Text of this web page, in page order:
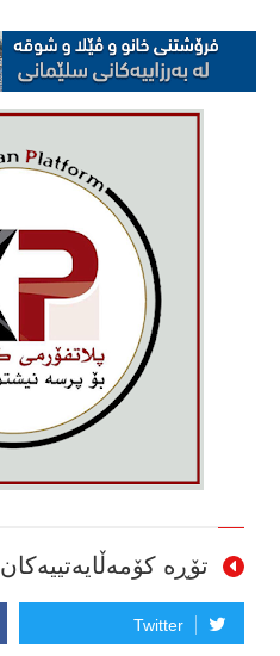
تۆڕە کۆمەڵایەتییەکان